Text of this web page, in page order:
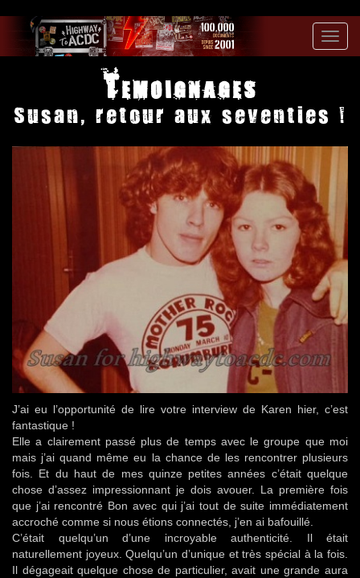
Temoignages
Susan, retour aux seventies !
J’ai eu l’opportunité de lire votre interview de Karen hier, c’est
fantastique !
Elle a clairement passé plus de temps avec le groupe que moi
mais j’ai quand même eu la chance de les rencontrer plusieurs
fois. Et du haut de mes quinze petites années c’était quelque
chose d’assez impressionnant je dois avouer. La première fois
que j’ai rencontré Bon avec qui j’ai tout de suite immédiatement
accroché comme si nous étions connectés, j’en ai bafouillé.
C’était quelqu’un d’une incroyable authenticité. Il était
naturellement joyeux. Quelqu’un d’unique et très spécial à la fois.
Il dégageait quelque chose de particulier, avait une grande aura